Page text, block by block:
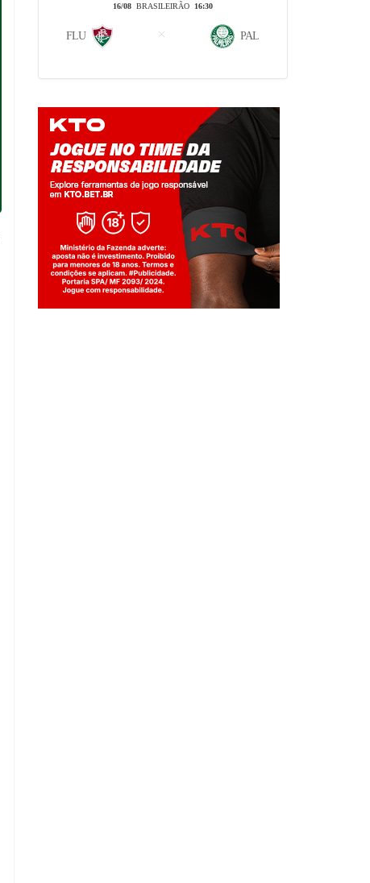
16/08 BRASILEIRÃO 16:30
FLU PAL
Jogue com responsabilidade. 18+